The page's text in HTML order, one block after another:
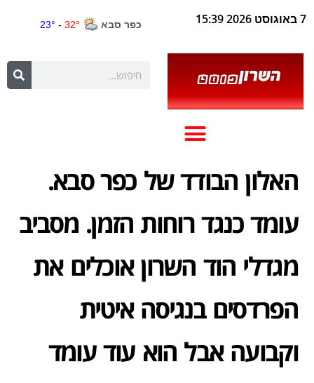
7 באוגוסט 2026 15:39
האלון הבודד של כפר סבא.
עומד כנגד רוחות הזמן. מסביב
מגדלי הוד השרון אוכלים את
הפרדסים בנגיסה איטית
וקבועה אבל הוא עוד עומד